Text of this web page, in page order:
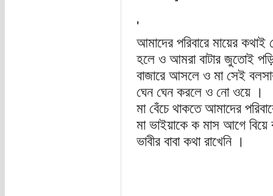
'
আমাদের পরিবারে মায়ের
হলে ও আমরা বাটার জুতোই
বাজারে আসলে ও মা সেই
ঘেন ঘেন করলে ও নো ওয়ে ।
মা বেঁচে থাকতে আমাদের
মা ভাইয়াকে ক মাস আগে বিয়ে
ভাবীর বাবা কথা রাখেনি ।